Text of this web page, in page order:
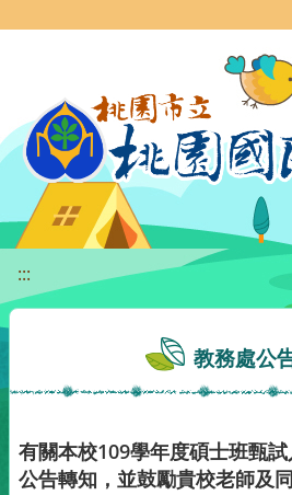
:::
教務處公
有關本校109學年度碩士班甄
公告轉知，並鼓勵貴校老師及